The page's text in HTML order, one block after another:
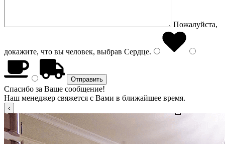
Пожалуйста,
докажите, что вы человек, выбрав Сердце.
Спасибо за Ваше сообщение!
Наш менеджер свяжется с Вами в ближайшее время.